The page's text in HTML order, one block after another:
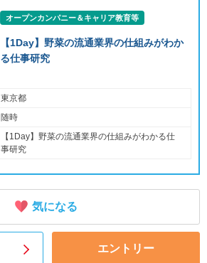
オープンカンパニー＆キャリア教育等
【1Day】野菜の流通業界の仕組みがわか
る仕事研究
東京都
随時
【1Day】野菜の流通業界の仕組みがわかる仕
事研究
気になる
エントリー